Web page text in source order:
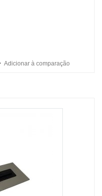
Adicionar à comparação